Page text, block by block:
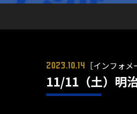
2023.10.14 ［インフォメ
11/11（土）明